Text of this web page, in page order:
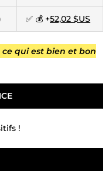
✅ 💰 +52,02 $US
qui est bien et bon
!